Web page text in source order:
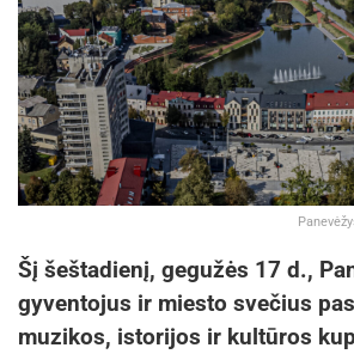
Šį šeštadienį, gegužės 17 d.,
gyventojus ir miesto svečius
muzikos, istorijos ir kultūros